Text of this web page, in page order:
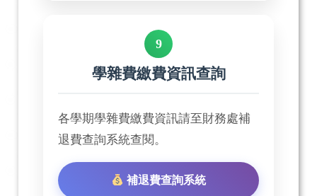
9
學雜費繳費資訊查詢
各學期學雜費繳費資訊請至財務處補
退費查詢系統查閱。
補退費查詢系統